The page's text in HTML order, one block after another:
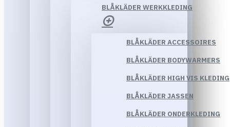
BLÅKLÄDER WERKKLEDING
BLÅKLÄDER ACCESSOIRES
BLÅKLÄDER BODYWARMERS
BLÅKLÄDER HIGH VIS KLEDING
BLÅKLÄDER JASSEN
BLÅKLÄDER ONDERKLEDING